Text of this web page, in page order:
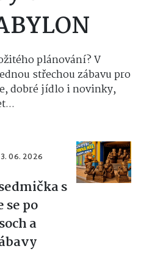
plánování? V
střechou zábavu pro
dobré jídlo i novinky,
06. 2026
s
po
a